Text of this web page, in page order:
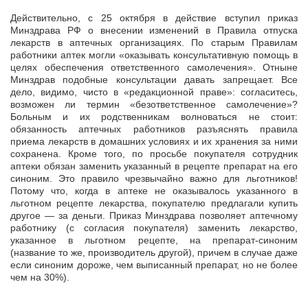
Действительно, с 25 октября в действие вступил приказ
Минздрава РФ о внесении изменений в Правила отпуска
лекарств в аптечных организациях. По старым Правилам
работники аптек могли «оказывать консультативную помощь в
целях обеспечения ответственного самолечения». Отныне
Минздрав подобные консультации давать запрещает. Все
дело, видимо, чисто в «редакционной праве»: согласитесь,
возможен ли термин «безответственное самолечение»?
Больным и их родственникам волноваться не стоит:
обязанность аптечных работников разъяснять правила
приема лекарств в домашних условиях и их хранения за ними
сохранена. Кроме того, по просьбе покупателя сотрудник
аптеки обязан заменить указанный в рецепте препарат на его
синоним. Это правило чрезвычайно важно для льготников!
Потому что, когда в аптеке не оказывалось указанного в
льготном рецепте лекарства, покупателю предлагали купить
другое — за деньги. Приказ Минздрава позволяет аптечному
работнику (с согласия покупателя) заменить лекарство,
указанное в льготном рецепте, на препарат-синоним
(название то же, производитель другой), причем в случае даже
если синоним дороже, чем выписанный препарат, но не более
чем на 30%).